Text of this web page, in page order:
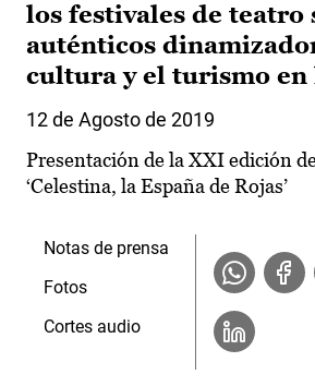
los festivales de teatro
auténticos
cultura y el turismo en
12 de Agosto de 2019
Presentación de la XXI edición
‘Celestina, la España de Rojas’
Notas de prensa
Fotos
Cortes audio